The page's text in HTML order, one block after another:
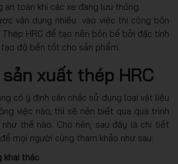
an toàn khi các xe đang lưu thông.
vận dụng nhiều vào việc thi công bồn
HRC để tạo nên bồn bể bởi đặc tính
độ bền tốt cho sản phẩm.
xuất thép HRC
có ý định cân nhắc sử dụng loại vật liệu
việc nào, thì sẽ nên biết qua quá trình
thế nào. Cho nên, sau đây là chi tiết
mọi người cùng tham khảo như sau:
khai thác